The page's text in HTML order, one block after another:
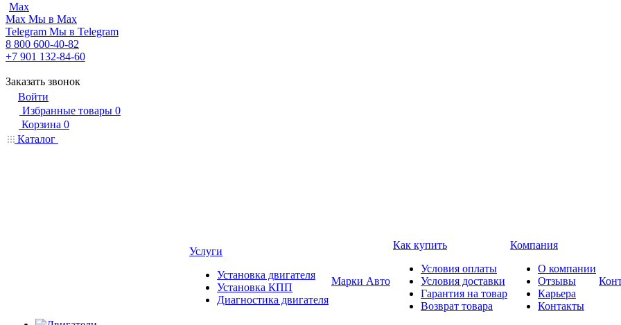
Max
Max Мы в Max
Telegram Мы в Telegram
8 800 600-40-82
+7 901 132-84-60
Заказать звонок
Войти
Избранные товары 0
Корзина 0
Каталог
Услуги
Установка двигателя
Установка КПП
Диагностика двигателя
Марки Авто
Как купить
Условия оплаты
Условия доставки
Гарантия на товар
Возврат товара
Компания
О компании
Отзывы
Карьера
Контакты